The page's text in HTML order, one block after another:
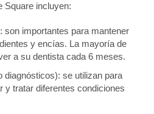
Square incluyen:
: son importantes para mantener
y encías. La mayoría de
a su dentista cada 6 meses.
diagnósticos): se utilizan para
y tratar diferentes condiciones